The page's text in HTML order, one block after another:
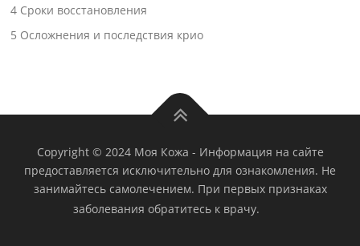
4 Сроки восстановления
5 Осложнения и последствия крио
Copyright © 2024 Моя Кожа - Информация на сайте
предоставляется исключительно для ознакомления. Не
занимайтесь самолечением. При первых признаках
заболевания обратитесь к врачу.